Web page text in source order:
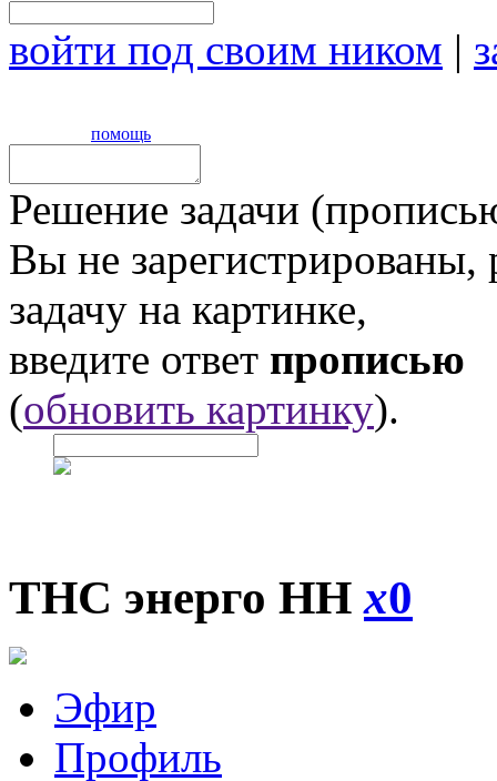
войти под своим ником |
помощь
Решение задачи
Вы не
задачу на картинке,
введите ответ прописью
(обновить картинку).
ТНС энерго ННx0
Эфир
Профиль